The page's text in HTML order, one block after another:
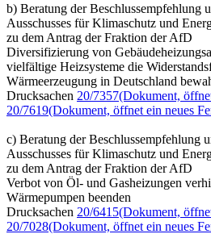
b) Beratung der Beschlussempfehlung
Ausschusses für Klimaschutz und
zu dem Antrag der Fraktion der AfD
Diversifizierung von
vielfältige Heizsysteme die
Wärmeerzeugung in Deutschland
Drucksachen 20/7357(Dokument,
20/7619(Dokument, öffnet ein neues
c) Beratung der Beschlussempfehlung
Ausschusses für Klimaschutz und
zu dem Antrag der Fraktion der AfD
Verbot von Öl- und Gasheizungen
Wärmepumpen beenden
Drucksachen 20/6415(Dokument,
20/7028(Dokument, öffnet ein neues